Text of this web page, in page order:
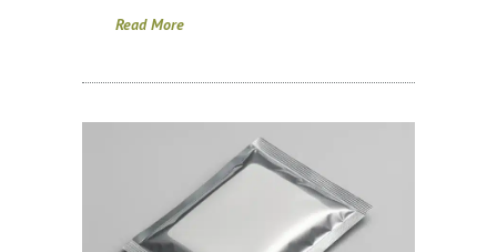
Read More